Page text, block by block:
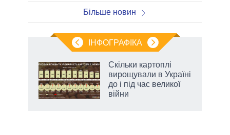
Більше новин
ІНФОГРАФІКА
Скільки картоплі
вирощували в Україні
до і під час великої
війни